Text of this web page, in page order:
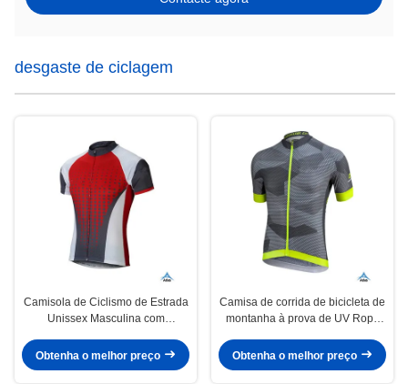
desgaste de ciclagem
Camisola de Ciclismo de Estrada
Unissex Masculina com
Absorção de Umidade
Obtenha o melhor preço
Camisa de corrida de bicicleta de
montanha à prova de UV Ropa
personalizada
Obtenha o melhor preço